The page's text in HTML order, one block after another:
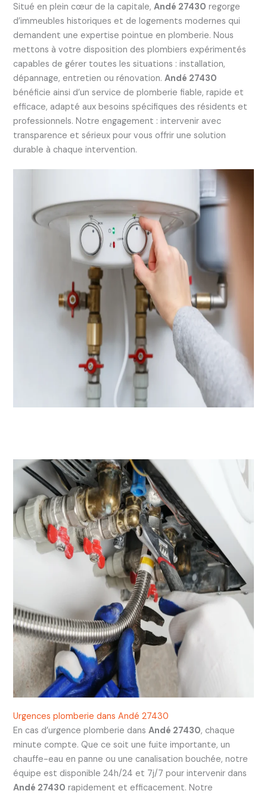
Situé en plein cœur de la capitale, Andé 27430 regorge
d’immeubles historiques et de logements modernes qui
demandent une expertise pointue en plomberie. Nous
mettons à votre disposition des plombiers expérimentés
capables de gérer toutes les situations : installation,
dépannage, entretien ou rénovation. Andé 27430
bénéficie ainsi d’un service de plomberie fiable, rapide et
efficace, adapté aux besoins spécifiques des résidents et
professionnels. Notre engagement : intervenir avec
transparence et sérieux pour vous offrir une solution
durable à chaque intervention.
Urgences plomberie dans Andé 27430
En cas d’urgence plomberie dans Andé 27430, chaque
minute compte. Que ce soit une fuite importante, un
chauffe-eau en panne ou une canalisation bouchée, notre
équipe est disponible 24h/24 et 7j/7 pour intervenir dans
Andé 27430 rapidement et efficacement. Notre